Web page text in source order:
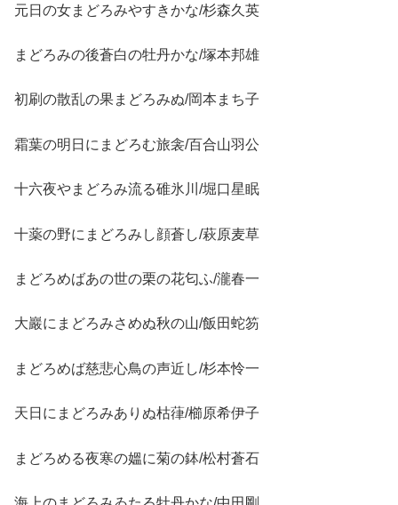
元日の女まどろみやすきかな/杉森久英
まどろみの後蒼白の牡丹かな/塚本邦雄
初刷の散乱の果まどろみぬ/岡本まち子
霜葉の明日にまどろむ旅衾/百合山羽公
十六夜やまどろみ流る碓氷川/堀口星眠
十薬の野にまどろみし顔蒼し/萩原麦草
まどろめばあの世の栗の花匂ふ/瀧春一
大巖にまどろみさめぬ秋の山/飯田蛇笏
まどろめば慈悲心鳥の声近し/杉本怜一
天日にまどろみありぬ枯葎/櫛原希伊子
まどろめる夜寒の媼に菊の鉢/松村蒼石